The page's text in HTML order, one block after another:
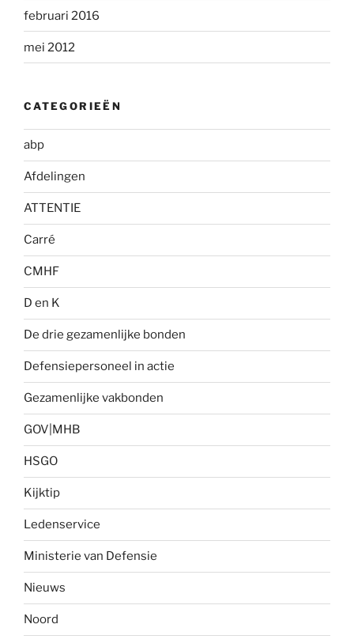
februari 2016
mei 2012
CATEGORIEËN
abp
Afdelingen
ATTENTIE
Carré
CMHF
D en K
De drie gezamenlijke bonden
Defensiepersoneel in actie
Gezamenlijke vakbonden
GOV|MHB
HSGO
Kijktip
Ledenservice
Ministerie van Defensie
Nieuws
Noord